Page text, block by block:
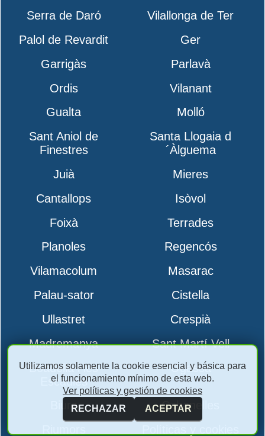
Serra de Daró
Vilallonga de Ter
Palol de Revardit
Ger
Garrigàs
Parlavà
Ordis
Vilanant
Gualta
Molló
Sant Aniol de
Finestres
Santa Llogaia d
´Àlguema
Juià
Mieres
Cantallops
Isòvol
Foixà
Terrades
Planoles
Regencós
Vilamacolum
Masarac
Palau-sator
Cistella
Ullastret
Crespià
Madremanya
Sant Martí Vell
Boadella i les
Escaules
Ogassa
Biure
Cabanelles
Utilizamos solamente la cookie esencial y básica para
el funcionamiento mínimo de esta web.
Ver políticas y gestión de cookies
RECHAZAR
ACEPTAR